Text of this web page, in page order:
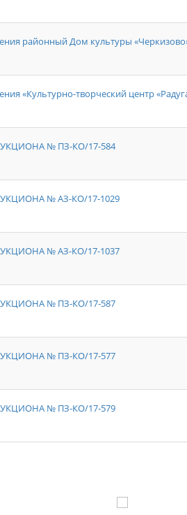
районный Дом культуры
«Культурно-творческий центр
№ ПЗ-КО/17-584
№ АЗ-КО/17-1029
№ АЗ-КО/17-1037
№ ПЗ-КО/17-587
№ ПЗ-КО/17-577
№ ПЗ-КО/17-579